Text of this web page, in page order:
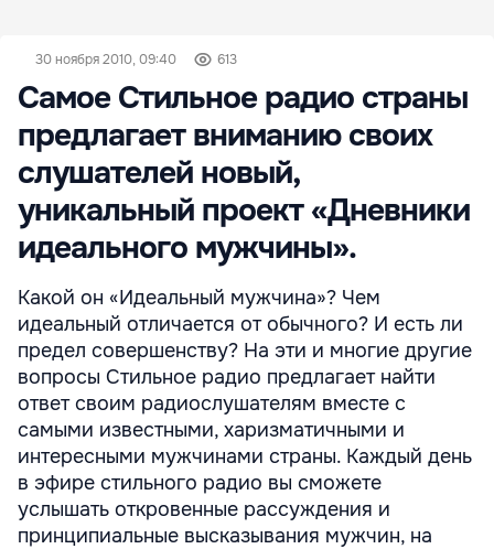
30 ноября 2010, 09:40 613
Самое Стильное радио страны
предлагает вниманию своих
слушателей новый,
уникальный проект «Дневники
идеального мужчины».
Какой он «Идеальный мужчина»? Чем
идеальный отличается от обычного? И есть ли
предел совершенству? На эти и многие другие
вопросы Стильное радио предлагает найти
ответ своим радиослушателям вместе с
самыми известными, харизматичными и
интересными мужчинами страны. Каждый день
в эфире стильного радио вы сможете
услышать откровенные рассуждения и
принципиальные высказывания мужчин, на